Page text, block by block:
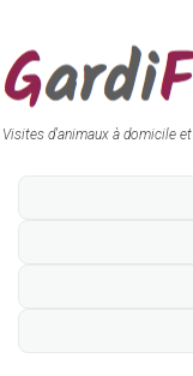
Visites d'animaux à domicile